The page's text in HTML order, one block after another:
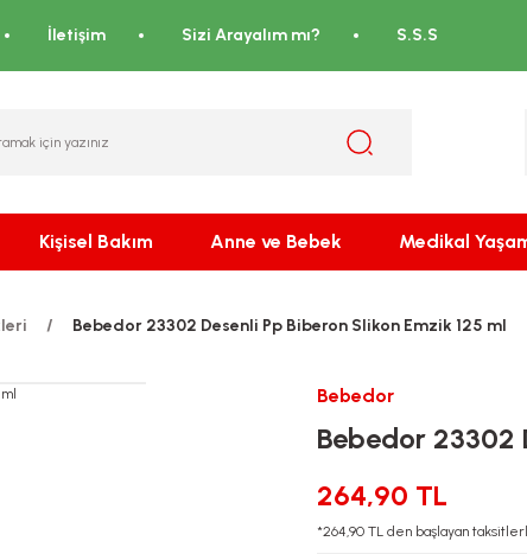
İletişim Sizi Arayalım mı? S.S.S
Kişisel Bakım Anne ve Bebek Medikal
Bebedor 23302 Desenli Pp Biberon Slikon Emzik 125 ml
Bebedor
Bebedor 23302
264,90 TL
*264,90 TL den başlayan